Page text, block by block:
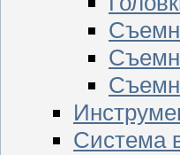
Система